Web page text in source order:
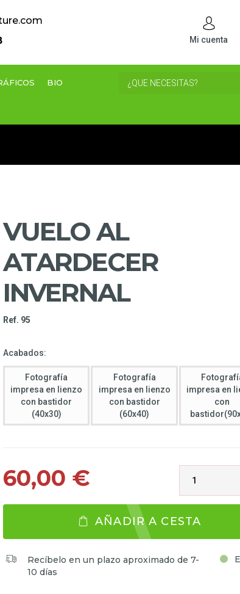
Mi cuenta
BIO
VUELO AL
ATARDECER
INVERNAL
Ref. 95
Acabados:
Fotografía
impresa en lienzo
con bastidor
(40x30)
Fotografía
impresa en lienzo
con bastidor
(60x40)
impresa en
con
60,00 €
AÑADIR A CESTA
Recíbelo en un plazo aproximado de 7-
10 días